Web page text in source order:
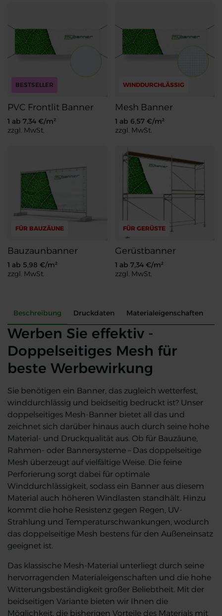
PVC Frontlit Banner
BESTSELLER
1 ab 7,34 €/m²
zzgl. MwSt.
Mesh Banner
WINDDURCHLÄSSIG
1 ab 6,57 €/m²
zzgl. MwSt.
Bauzaunbanner
FÜR BAUZÄUNE
1 ab 5,98 €/m²
zzgl. MwSt.
Gerüstbanner
FÜR GERÜSTE
1 ab 7,34 €/m²
zzgl. MwSt.
Beschreibung Druckdaten Materialeigenschaften
Werben Sie effektiv -
Doppelseitiges Mesh für
beste Werbewirkung
Sie benötigen ein Banner, das zugleich wetterfest,
winddurchlässig und beidseitig bedruckt ist? Unser
doppelseitiges Mesh-Banner bietet all das und
zeichnet sich darüber hinaus auch durch seine hohe
Material- und Druckqualität aus. Ob für Bauzäune,
Rahmen- oder Bannersysteme – Das doppelseitige
Mesh überzeugt auf vielfältige Weise. Die feine
Perforierung sorgt dabei für optimale
Winddurchlässigkeit, sodass ein Banner aus diesem
Material auch höheren Windlasten standhält. Hinzu
kommt die hohe Resistenz gegen Regen, UV-
Strahlung und Temperaturschwankungen, wodurch
das doppelseitige Mesh bestens für den Außeneinsatz
geeignet ist.
Das klassische Mesh-Material unterliegt durch seine
hervorragenden Materialeigenschaften und die hohe
Witterungsbeständigkeit großer Beliebtheit. Mit der
beidseitigen Variante bieten wir Ihnen die
Möglichkeit, die bisherigen Vorteile des Materials mit